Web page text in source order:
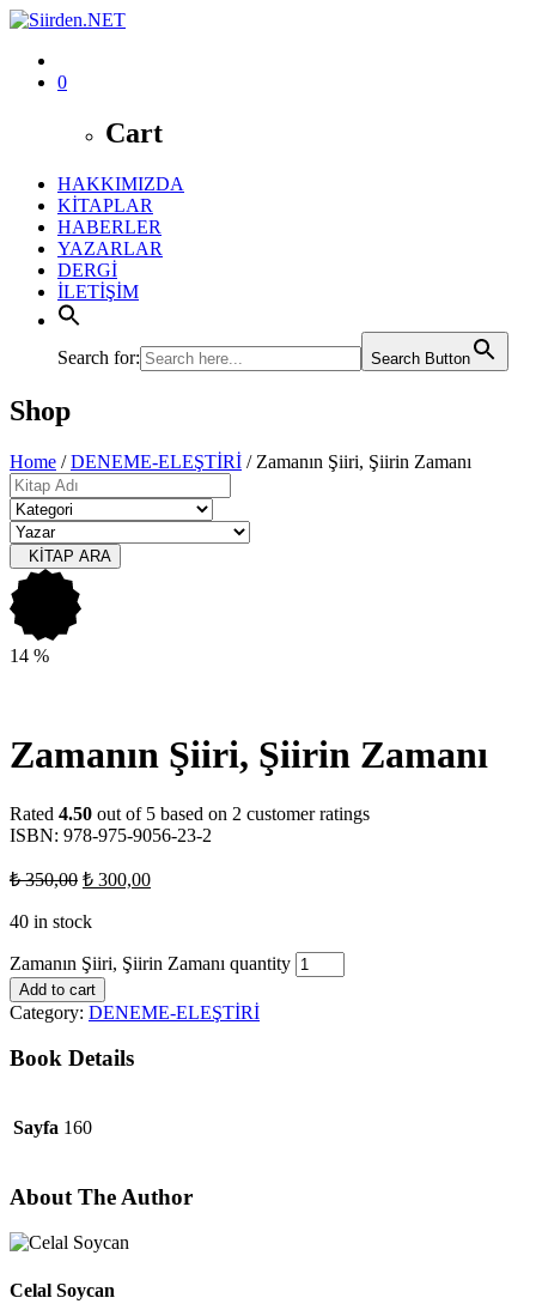
0
Cart
HAKKIMIZDA
KİTAPLAR
HABERLER
YAZARLAR
DERGİ
İLETİŞİM
Search for: Search Button
Shop
Home /DENEME-ELEŞTİRİ / Zamanın Şiiri, Şiirin Zamanı
KİTAP ARA
14 %
Zamanın Şiiri, Şiirin Zamanı
Rated 4.50 out of 5 based on 2 customer ratings
ISBN: 978-975-9056-23-2
₺350,00 ₺ 300,00
40 in stock
Zamanın Şiiri, Şiirin Zamanı quantity
Add to cart
Category: DENEME-ELEŞTİRİ
Book Details
Sayfa 160
About The Author
Celal Soycan